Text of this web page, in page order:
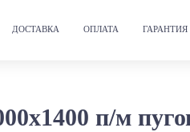
ДОСТАВКА ОПЛАТА ГАРАНТИЯ
п/м